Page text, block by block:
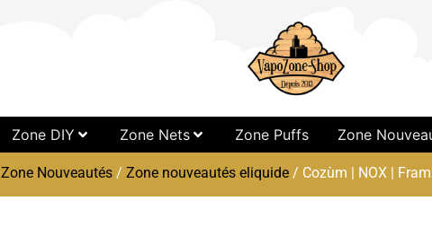
Zone DIY Zone Nets Zone Puffs Zone
Zone Nouveautés/ Zone nouveautés eliquide/ Cozùm | NOX |